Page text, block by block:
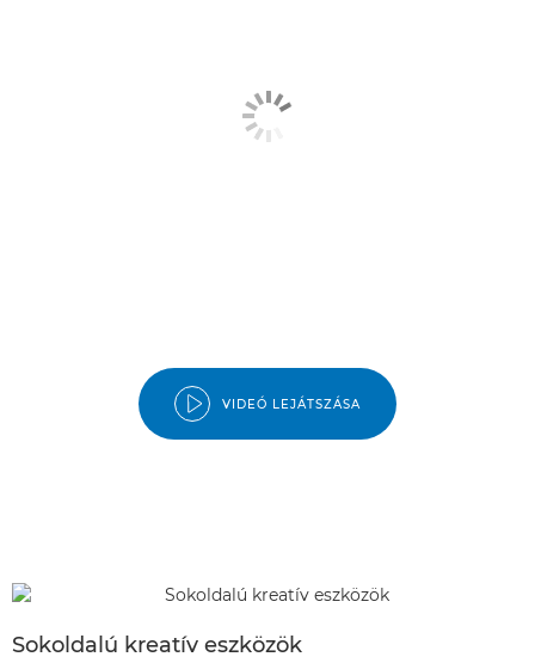
VIDEÓ LEJÁTSZÁSA
Sokoldalú kreatív eszközök